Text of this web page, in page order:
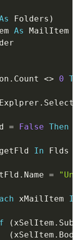
Folders )
As
. Count <> 0
.
= False Then
In Flds
. Name =
xMailItem In
( xSelItem .
( xSelItem .